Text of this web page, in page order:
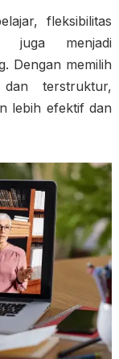
fleksibilitas
juga menjadi
Dengan memilih
terstruktur,
lebih efektif dan